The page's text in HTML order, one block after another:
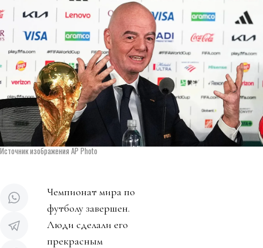
Источник изображения AP Photo
Чемпионат мира по
футболу завершен.
Люди сделали его
прекрасным